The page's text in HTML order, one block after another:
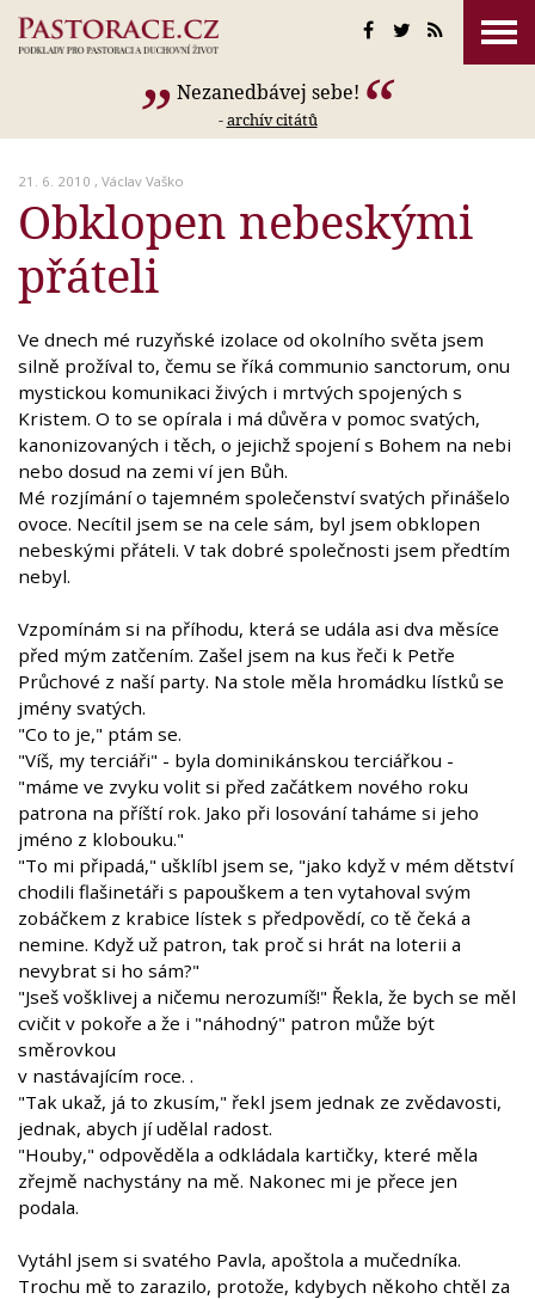
Nezanedbávej sebe!
-archív citátů
21. 6. 2010 , Václav Vaško
Obklopen nebeskými
přáteli
Ve dnech mé ruzyňské izolace od okolního světa jsem
silně prožíval to, čemu se říká communio sanctorum, onu
mystickou komunikaci živých i mrtvých spojených s
Kristem. O to se opírala i má důvěra v pomoc svatých,
kanonizovaných i těch, o jejichž spojení s Bohem na nebi
nebo dosud na zemi ví jen Bůh.
Mé rozjímání o tajemném společenství svatých přinášelo
ovoce. Necítil jsem se na cele sám, byl jsem obklopen
nebeskými přáteli. V tak dobré společnosti jsem předtím
nebyl.
Vzpomínám si na příhodu, která se udála asi dva měsíce
před mým zatčením. Zašel jsem na kus řeči k Petře
Průchové z naší party. Na stole měla hromádku lístků se
jmény svatých.
"Co to je," ptám se.
"Víš, my terciáři" - byla dominikánskou terciářkou -
"máme ve zvyku volit si před začátkem nového roku
patrona na příští rok. Jako při losování taháme si jeho
jméno z klobouku."
"To mi připadá," ušklíbl jsem se, "jako když v mém dětství
chodili flašinetáři s papouškem a ten vytahoval svým
zobáčkem z krabice lístek s předpovědí, co tě čeká a
nemine. Když už patron, tak proč si hrát na loterii a
nevybrat si ho sám?"
"Jseš vošklivej a ničemu nerozumíš!" Řekla, že bych se měl
cvičit v pokoře a že i "náhodný" patron může být
směrovkou
v nastávajícím roce. .
"Tak ukaž, já to zkusím," řekl jsem jednak ze zvědavosti,
jednak, abych jí udělal radost.
"Houby," odpověděla a odkládala kartičky, které měla
zřejmě nachystány na mě. Nakonec mi je přece jen
podala.
Vytáhl jsem si svatého Pavla, apoštola a mučedníka.
Trochu mě to zarazilo, protože, kdybych někoho chtěl za